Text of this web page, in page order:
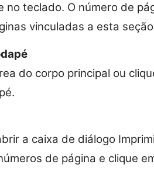
no teclado. O número de
vinculadas a esta
do corpo principal ou
a caixa de diálogo
de página e clique